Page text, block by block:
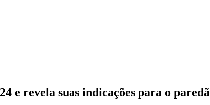
e revela suas indicações para o